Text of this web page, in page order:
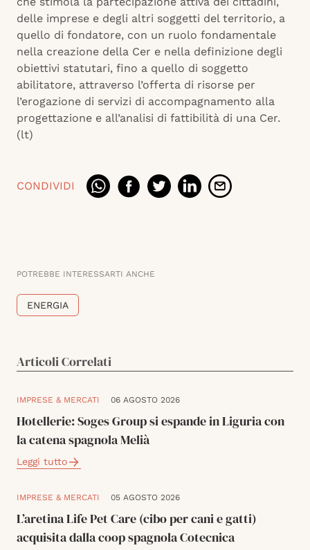
delle imprese e degli altri soggetti del territorio, a
quello di fondatore, con un ruolo fondamentale
nella creazione della Cer e nella definizione degli
obiettivi statutari, fino a quello di soggetto
abilitatore, attraverso l’offerta di risorse per
l’erogazione di servizi di accompagnamento alla
progettazione e all’analisi di fattibilità di una Cer.
(lt)
CONDIVIDI
POTREBBE INTERESSARTI ANCHE
ENERGIA
Articoli Correlati
IMPRESE & MERCATI 06 AGOSTO 2026
Hotellerie: Soges Group si espande in Liguria con
la catena spagnola Melià
Leggi tutto
IMPRESE & MERCATI 05 AGOSTO 2026
L’aretina Life Pet Care (cibo per cani e gatti)
acquisita dalla coop spagnola Cotecnica